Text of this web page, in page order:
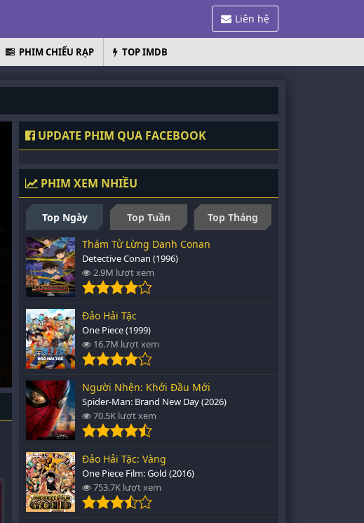
Liên hệ
PHIM CHIẾU RẠP TOP IMDB
UPDATE PHIM QUA FACEBOOK
PHIM XEM NHIỀU
Top Ngày Top Tuần
Top Tháng
Thám Tử Lừng Danh Conan
Detective Conan (1996)
2.9M lượt xem
Đảo Hải Tặc
One Piece (1999)
16.7M lượt xem
Người Nhện: Khởi Đầu Mới
Spider-Man: Brand New Day (2026)
70.5K lượt xem
Đảo Hải Tặc: Vàng
One Piece Film: Gold (2016)
753.7K lượt xem